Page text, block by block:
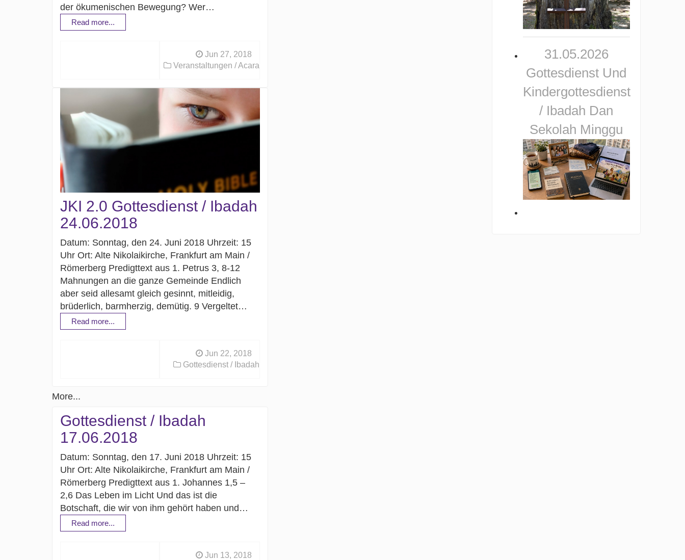
der ökumenischen Bewegung? Wer…
Read more...
Jun 27, 2018
Veranstaltungen / Acara
JKI 2.0 Gottesdienst / Ibadah
24.06.2018
Datum: Sonntag, den 24. Juni 2018 Uhrzeit: 15
Uhr Ort: Alte Nikolaikirche, Frankfurt am Main /
Römerberg Predigttext aus 1. Petrus 3, 8-12
Mahnungen an die ganze Gemeinde Endlich
aber seid allesamt gleich gesinnt, mitleidig,
brüderlich, barmherzig, demütig. 9 Vergeltet…
Read more...
Jun 22, 2018
Gottesdienst / Ibadah
More...
Gottesdienst / Ibadah
17.06.2018
Datum: Sonntag, den 17. Juni 2018 Uhrzeit: 15
Uhr Ort: Alte Nikolaikirche, Frankfurt am Main /
Römerberg Predigttext aus 1. Johannes 1,5 –
2,6 Das Leben im Licht Und das ist die
Botschaft, die wir von ihm gehört haben und…
Read more...
Jun 13, 2018
31.05.2026
Gottesdienst Und
Kindergottesdienst
/ Ibadah Dan
Sekolah Minggu